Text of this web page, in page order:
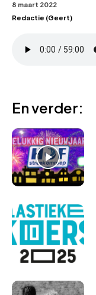
8 maart 2022
Redactie (Geert)
En verder: